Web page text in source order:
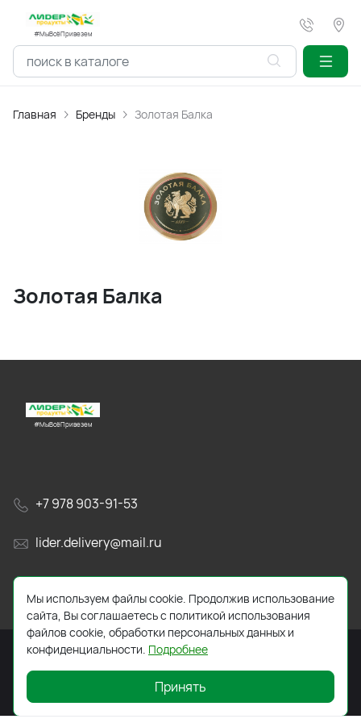
#МыВсёПривезем
Главная Бренды Золотая Балка
Золотая Балка
#МыВсёПривезем
+7 978 903-91-53
lider.delivery@mail.ru
просп. Генерала Острякова, 65А
2026 © Все права защищены. Работает наReadyScript
Мы используем файлы cookie. Продолжив использование
сайта, Вы соглашаетесь с политикой использования
файлов cookie, обработки персональных данных и
конфиденциальности. Подробнее
Принять